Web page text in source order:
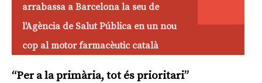
arrabassa a Barcelona la seu de
l'Agència de Salut Pública en un nou
cop al motor farmacèutic català
“Per a la primària, tot és prioritari”